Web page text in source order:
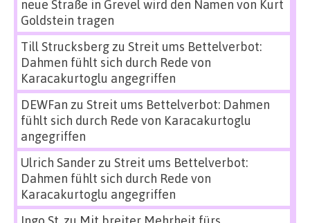
neue Straße in Grevel wird den Namen von Kurt
Goldstein tragen
Till Strucksbergzu Streit ums Bettelverbot:
Dahmen fühlt sich durch Rede von
Karacakurtoglu angegriffen
DEWFan zu Streit ums Bettelverbot: Dahmen
fühlt sich durch Rede von Karacakurtoglu
angegriffen
Ulrich Sanderzu Streit ums Bettelverbot:
Dahmen fühlt sich durch Rede von
Karacakurtoglu angegriffen